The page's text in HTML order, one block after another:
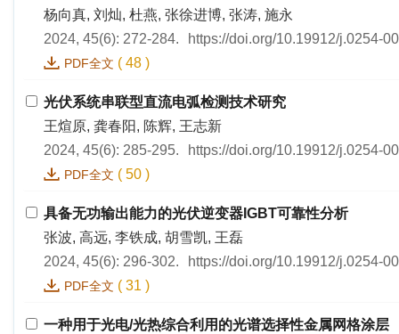
杨向真, 刘灿, 杜燕, 张徐进博, 张涛, 施永
2024, 45(6): 272-284.
https://doi.org/10.19912/j.0254-
PDF全文 ( 48 )
光伏系统串联型直流电弧检测技术研究
王煊原, 龚春阳, 陈辉, 王志新
2024, 45(6): 285-295.
https://doi.org/10.19912/j.0254-
PDF全文 ( 50 )
具备无功输出能力的光伏逆变器IGBT可靠性分析
张波, 高远, 李铁成, 胡雪凯, 王磊
2024, 45(6): 296-302.
https://doi.org/10.19912/j.0254-
PDF全文 ( 31 )
一种用于光电/光热综合利用的光谱选择性金属网格涂层